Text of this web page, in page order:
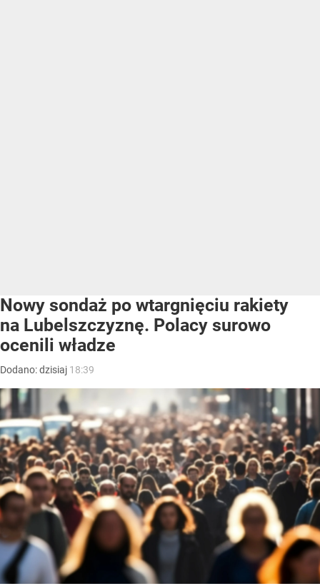
Nowy sondaż po wtargnięciu rakiety
na Lubelszczyznę. Polacy surowo
ocenili władze
Dodano:dzisiaj 18:39